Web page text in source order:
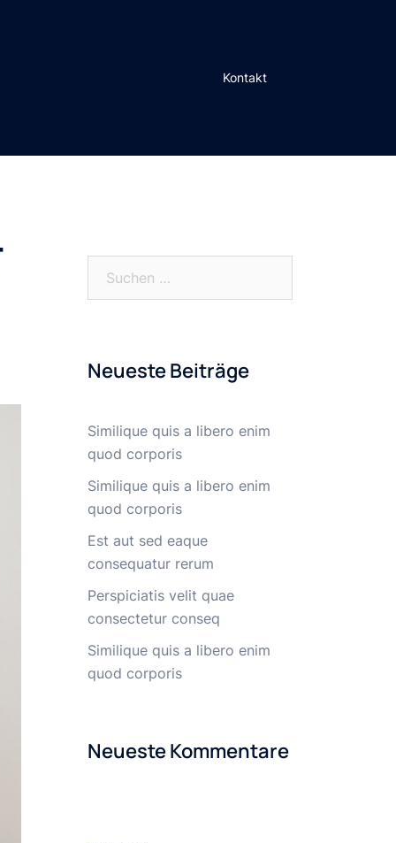
Kontakt
nach:
Neueste Beiträge
Similique quis a libero enim
quod corporis
Similique quis a libero enim
quod corporis
Est aut sed eaque
consequatur rerum
Perspiciatis velit quae
consectetur conseq
Similique quis a libero enim
quod corporis
Neueste Kommentare